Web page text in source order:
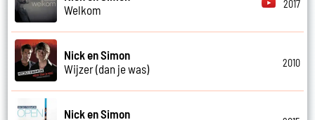
Welkom
2017
Nick en Simon
Wijzer (dan je was)
2010
Nick en Simon